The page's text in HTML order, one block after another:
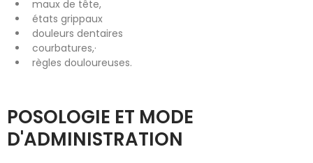
maux de tête,
états grippaux
douleurs dentaires
courbatures,·
règles douloureuses.
POSOLOGIE ET MODE
D'ADMINISTRATION